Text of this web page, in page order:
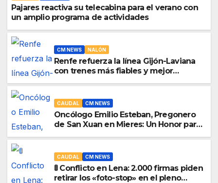
Pajares reactiva su telecabina para el verano con
un amplio programa de actividades
CM NEWS NALÓN
Renfe refuerza la línea Gijón-Laviana
con trenes más fiables y mejor
CAUDAL CM NEWS
Oncólogo Emilio Esteban, Pregonero
de San Xuan en Mieres: Un Honor para
CAUDAL CM NEWS
🚦 Conflicto en Lena: 2.000 firmas piden
retirar los «foto-stop» en el pleno